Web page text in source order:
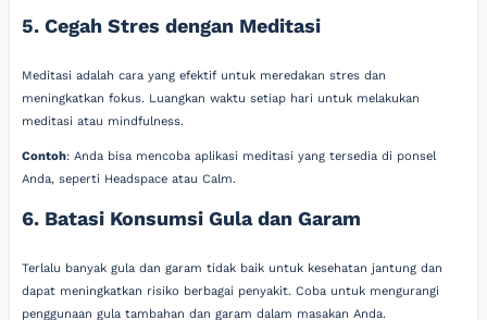
5. Cegah Stres dengan Meditasi
Meditasi adalah cara yang efektif untuk meredakan stres dan
meningkatkan fokus. Luangkan waktu setiap hari untuk melakukan
meditasi atau mindfulness.
Contoh: Anda bisa mencoba aplikasi meditasi yang tersedia di ponsel
Anda, seperti Headspace atau Calm.
6. Batasi Konsumsi Gula dan Garam
Terlalu banyak gula dan garam tidak baik untuk kesehatan jantung dan
dapat meningkatkan risiko berbagai penyakit. Coba untuk mengurangi
penggunaan gula tambahan dan garam dalam masakan Anda.